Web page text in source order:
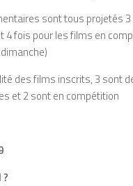
sont tous projetés
4 fois pour les films en
des films inscrits, 3 sont
et 2 sont en compétition